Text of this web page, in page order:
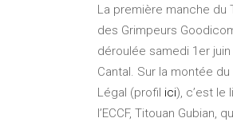
La première manche du
des Grimpeurs
déroulée samedi 1er
Cantal. Sur la montée
Légal (profil ici), c’est le
l’ECCF, Titouan Gubian,